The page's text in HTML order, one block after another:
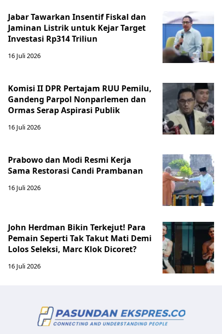
Jabar Tawarkan Insentif Fiskal dan
Jaminan Listrik untuk Kejar Target
Investasi Rp314 Triliun
16 Juli 2026
Komisi II DPR Pertajam RUU Pemilu,
Gandeng Parpol Nonparlemen dan
Ormas Serap Aspirasi Publik
16 Juli 2026
Prabowo dan Modi Resmi Kerja
Sama Restorasi Candi Prambanan
16 Juli 2026
John Herdman Bikin Terkejut! Para
Pemain Seperti Tak Takut Mati Demi
Lolos Seleksi, Marc Klok Dicoret?
16 Juli 2026